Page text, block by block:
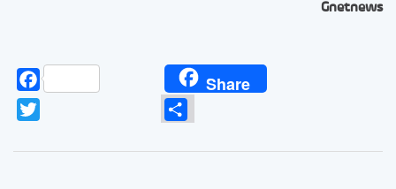
Gnetnews
Facebook Share
Partager